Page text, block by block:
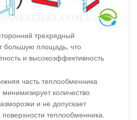
трехрядный
большую площадь, что
и высокоэффективность
часть теплообменника
минимизирует количество
и не допускает
теплообменника.